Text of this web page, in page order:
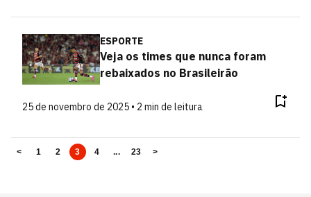
ESPORTE
Veja os times que nunca foram
rebaixados no Brasileirão
25 de novembro de 2025 • 2 min de leitura
< 1 2 3 4 ... 23 >